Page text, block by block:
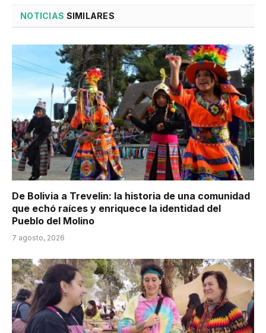
NOTICIAS SIMILARES
De Bolivia a Trevelin: la historia de una comunidad
que echó raíces y enriquece la identidad del
Pueblo del Molino
7 agosto, 2026